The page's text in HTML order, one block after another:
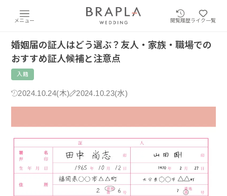
メニュー 閲覧履歴ライク一覧
婚姻届の証人はどう選ぶ？友人・家族・職場での
おすすめ証人候補と注意点
入籍
2024.10.24(木) 2024.10.23(水)